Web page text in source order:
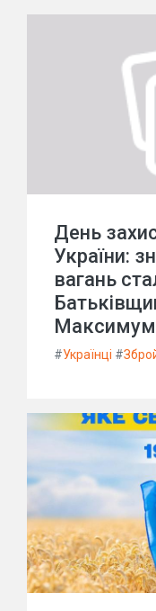
День
України:
вагань
Максимум
#Українці #